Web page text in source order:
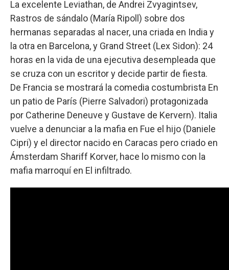
La excelente Leviathan, de Andrei Zvyagintsev,
Rastros de sándalo (María Ripoll) sobre dos
hermanas separadas al nacer, una criada en India y
la otra en Barcelona, y Grand Street (Lex Sidon): 24
horas en la vida de una ejecutiva desempleada que
se cruza con un escritor y decide partir de fiesta.
De Francia se mostrará la comedia costumbrista En
un patio de París (Pierre Salvadori) protagonizada
por Catherine Deneuve y Gustave de Kervern). Italia
vuelve a denunciar a la mafia en Fue el hijo (Daniele
Cipri) y el director nacido en Caracas pero criado en
Ámsterdam Shariff Korver, hace lo mismo con la
mafia marroquí en El infiltrado.